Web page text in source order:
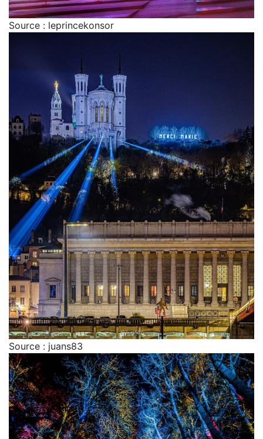
Source : leprincekonsor
Source : juans83